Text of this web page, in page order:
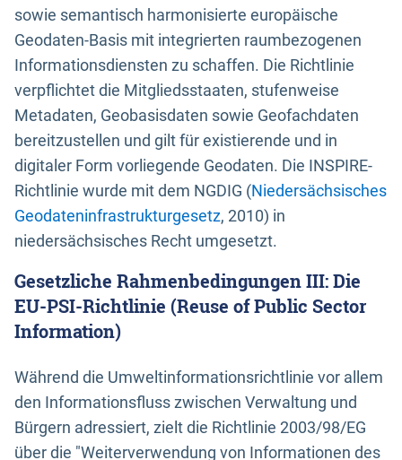
sowie semantisch harmonisierte europäische
Geodaten-Basis mit integrierten raumbezogenen
Informationsdiensten zu schaffen. Die Richtlinie
verpflichtet die Mitgliedsstaaten, stufenweise
Metadaten, Geobasisdaten sowie Geofachdaten
bereitzustellen und gilt für existierende und in
digitaler Form vorliegende Geodaten. Die INSPIRE-
Richtlinie wurde mit dem NGDIG (Niedersächsisches
Geodateninfrastrukturgesetz, 2010) in
niedersächsisches Recht umgesetzt.
Gesetzliche Rahmenbedingungen III: Die
EU-PSI-Richtlinie (Reuse of Public Sector
Information)
Während die Umweltinformationsrichtlinie vor allem
den Informationsfluss zwischen Verwaltung und
Bürgern adressiert, zielt die Richtlinie 2003/98/EG
über die "Weiterverwendung von Informationen des